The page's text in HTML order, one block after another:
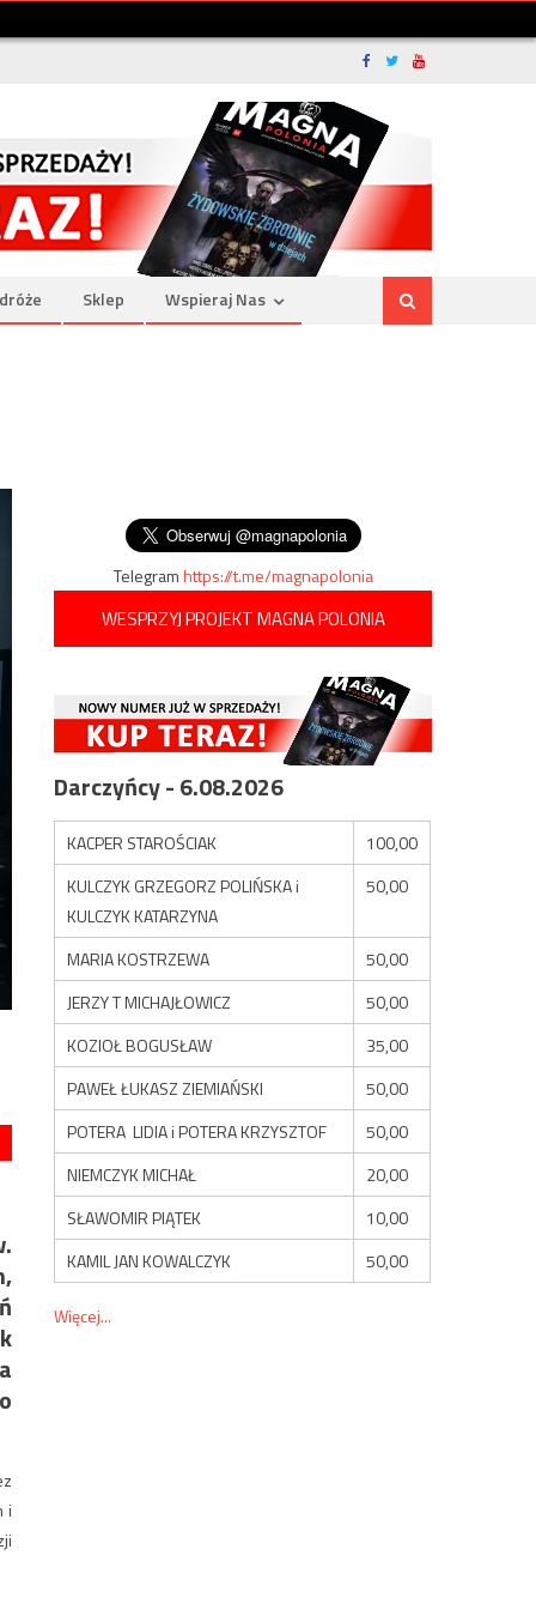
Sklep Wspieraj Nas
i
Telegramhttps://t.me/magnapolonia
WESPRZYJ PROJEKT MAGNA POLONIA
Darczyńcy - 6.08.2026
KACPER STAROŚCIAK
100,00
KULCZYK GRZEGORZ POLIŃSKA i
KULCZYK KATARZYNA
50,00
MARIA KOSTRZEWA
50,00
JERZY T MICHAJŁOWICZ
50,00
KOZIOŁ BOGUSŁAW
35,00
PAWEŁ ŁUKASZ ZIEMIAŃSKI
50,00
POTERA LIDIA i POTERA KRZYSZTOF
50,00
NIEMCZYK MICHAŁ
20,00
SŁAWOMIR PIĄTEK
10,00
KAMIL JAN KOWALCZYK
50,00
Więcej...